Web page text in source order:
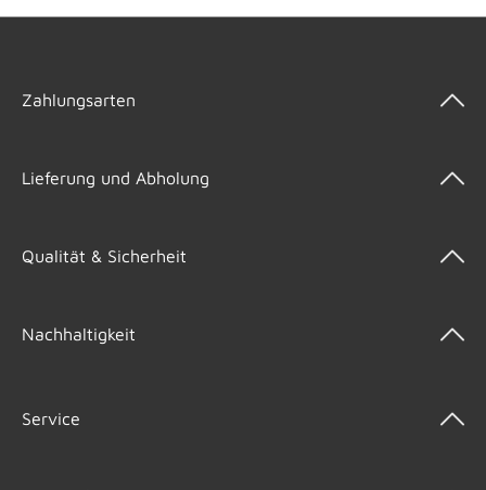
Zahlungsarten
Lieferung und Abholung
Qualität & Sicherheit
Nachhaltigkeit
Service